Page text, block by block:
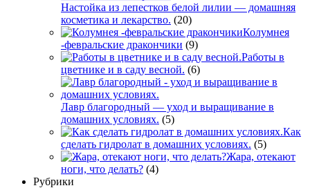
Настойка из лепестков белой лилии — домашняя
косметика и лекарство. (20)
Колумнея
-февральские дракончики (9)
Работы в
цветнике и в саду весной. (6)
Лавр благородный — уход и выращивание в
домашних условиях. (5)
Как
сделать гидролат в домашних условиях. (5)
Жара, отекают
ноги, что делать? (4)
Рубрики